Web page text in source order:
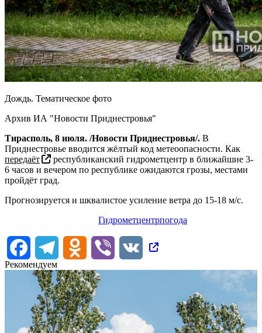
Дождь. Тематическое фото
Архив ИА "Новости Приднестровья"
Тирасполь, 8 июля. /Новости Приднестровья/. В
Приднестровье вводится жёлтый код метеоопасности. Как
передаёт
республиканский гидрометцентр в ближайшие 3-
6 часов и вечером по республике ожидаются грозы, местами
пройдёт град.
Прогнозируется и шквалистое усиление ветра до 15-18 м/с.
Гидрометцентрпогода
FacebookTelegram Odnoklassniki
Viber
VK
Рекомендуем